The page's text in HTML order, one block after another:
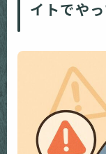
イトでや